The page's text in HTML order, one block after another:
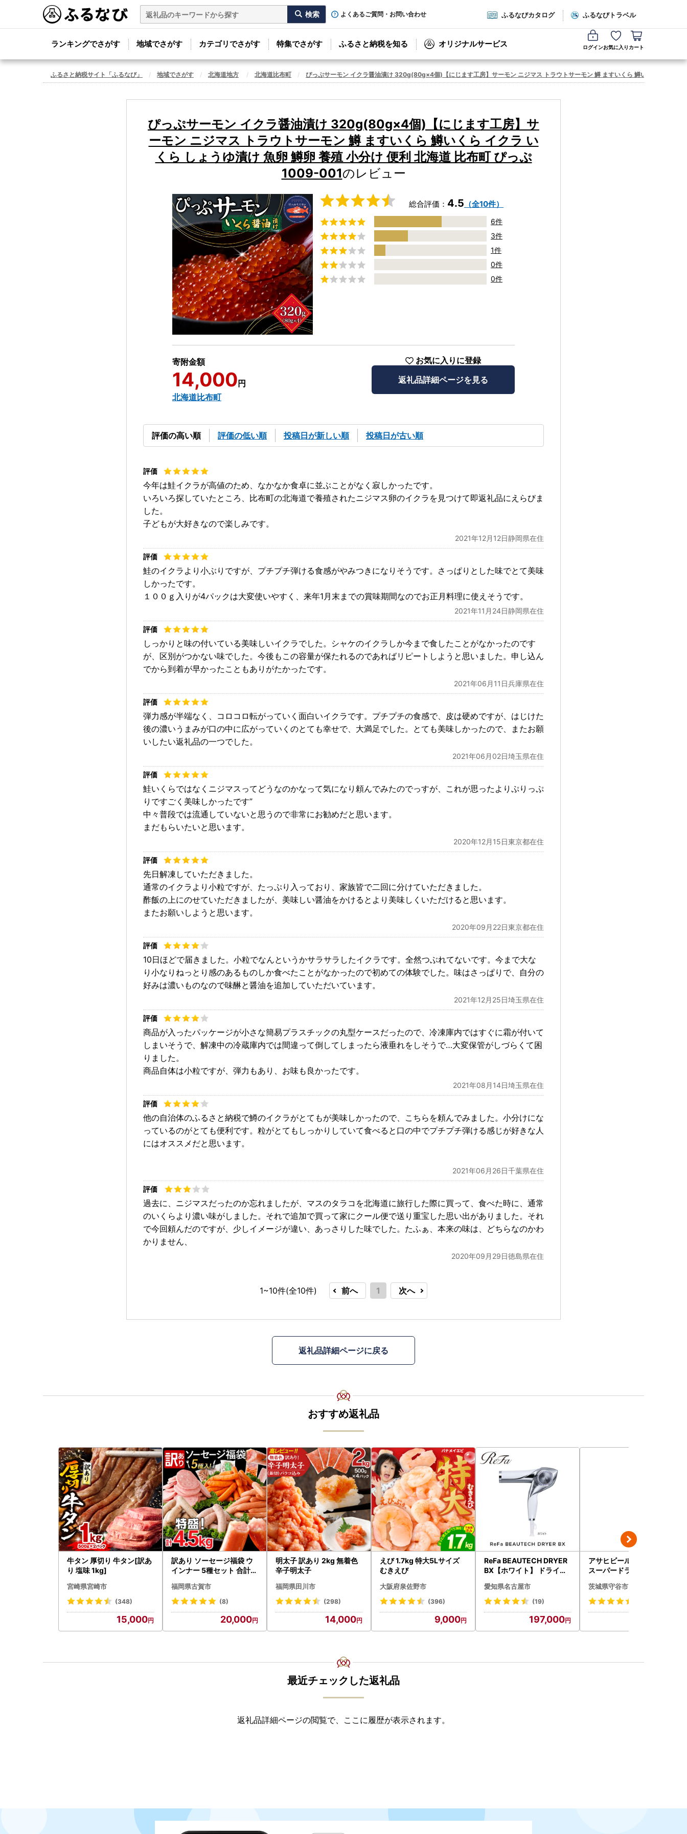
よくあるご質問・お問い合わせ ふるなびカタログ ふるなびトラベル
ランキングでさがす 地域でさがす カテゴリでさがす 特集でさがす ふるさと納税を知る オリジナルサービス ログインお気に入り カート
ふるさと納税サイト「ふるなび」 地域でさがす 北海道地方 北海道比布町 ぴっぷサーモン イクラ醤油漬け 320g(80g×4個)【にじます工房】サーモン ニジマス トラウトサーモン 鱒 ますいくら 鱒いくら イクラ
ぴっぷサーモン イクラ醤油漬け 320g(80g×4個)【にじます工房】サ
ーモン ニジマス トラウトサーモン 鱒 ますいくら 鱒いくら イクラ い
くら しょうゆ漬け 魚卵 鱒卵 養殖 小分け 便利 北海道 比布町 ぴっぷ
1009-001のレビュー
総合評価： 4.5 （全10件）
6件
3件
1件
0件
0件
寄附金額
14,000 円
北海道比布町
お気に入りに登録
返礼品詳細ページを見る
評価の高い順 評価の低い順 投稿日が新しい順 投稿日が古い順
今年は鮭イクラが高値のため、なかなか食卓に並ぶことがなく寂しかったです。
いろいろ探していたところ、比布町の北海道で養殖されたニジマス卵のイクラを見つけて即返礼品にえらびま
した。
子どもが大好きなので楽しみです。
2021年12月12日静岡県在住
鮭のイクラより小ぶりですが、プチプチ弾ける食感がやみつきになりそうです。さっぱりとした味でとて美味
しかったです。
１００ｇ入りが4パックは大変使いやすく、来年1月末までの賞味期間なのでお正月料理に使えそうです。
2021年11月24日静岡県在住
しっかりと味の付いている美味しいイクラでした。シャケのイクラしか今まで食したことがなかったのです
が、区別がつかない味でした。今後もこの容量が保たれるのであればリピートしようと思いました。申し込ん
でから到着が早かったこともありがたかったです。
2021年06月11日兵庫県在住
弾力感が半端なく、コロコロ転がっていく面白いイクラです。プチプチの食感で、皮は硬めですが、はじけた
後の濃いうまみが口の中に広がっていくのとても幸せで、大満足でした。とても美味しかったので、またお願
いしたい返礼品の一つでした。
2021年06月02日埼玉県在住
鮭いくらではなくニジマスってどうなのかなって気になり頼んでみたのでっすが、これが思ったよりぷりっぷ
りですごく美味しかったです”
中々普段では流通していないと思うので非常にお勧めだと思います。
まだもらいたいと思います。
2020年12月15日東京都在住
先日解凍していただきました。
通常のイクラより小粒ですが、たっぷり入っており、家族皆で二回に分けていただきました。
酢飯の上にのせていただきましたが、美味しい醤油をかけるとより美味しくいただけると思います。
またお願いしようと思います。
2020年09月22日東京都在住
10日ほどで届きました。小粒でなんというかサラサラしたイクラです。全然つぶれてないです。今まで大な
り小なりねっとり感のあるものしか食べたことがなかったので初めての体験でした。味はさっぱりで、自分の
好みは濃いものなので味醂と醤油を追加していただいています。
2021年12月25日埼玉県在住
商品が入ったパッケージが小さな簡易プラスチックの丸型ケースだったので、冷凍庫内ではすぐに霜が付いて
しまいそうで、解凍中の冷蔵庫内では間違って倒してしまったら液垂れをしそうで…大変保管がしづらくて困
りました。
商品自体は小粒ですが、弾力もあり、お味も良かったです。
2021年08月14日埼玉県在住
他の自治体のふるさと納税で鱒のイクラがとてもが美味しかったので、こちらを頼んでみました。小分けにな
っているのがとても便利です。粒がとてもしっかりしていて食べると口の中でプチプチ弾ける感じが好きな人
にはオススメだと思います。
2021年06月26日千葉県在住
過去に、ニジマスだったのか忘れましたが、マスのタラコを北海道に旅行した際に買って、食べた時に、通常
のいくらより濃い味がしました。それで追加で買って家にクール便で送り重宝した思い出がありました。それ
で今回頼んだのですが、少しイメージが違い、あっさりした味でした。たふぁ、本来の味は、どちらなのかわ
かりません、
2020年09月29日徳島県在住
1~10件(全10件) 前へ 1 次へ
返礼品詳細ページに戻る
おすすめ返礼品
牛タン 厚切り 牛タン[訳あ
り 塩味 1kg]
宮崎県宮崎市
(348)
15,000
訳あり ソーセージ福袋 ウ
インナー 5種セット 合計4.
福岡県古賀市
(8)
20,000
明太子 訳あり 2kg 無着色
辛子明太子
福岡県田川市
(298)
14,000
えび 1.7kg 特大5Lサイズ
むきえび
大阪府泉佐野市
(396)
9,000
ReFa BEAUTECH DRYER
BX【ホワイト】 ドライヤ
ファ
愛知県名古屋市
(19)
197,000
アサヒビール 究極の辛口
スーパードライ 350ml×4
茨城県守谷市
最近チェックした返礼品
返礼品詳細ページの閲覧で、ここに履歴が表示されます。